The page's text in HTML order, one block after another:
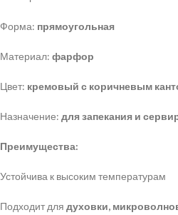
Форма: прямоугольная
Материал: фарфор
Цвет: кремовый с коричневым
Назначение: для запекания и
Преимущества:
Устойчива к высоким температурам
Подходит для духовки,